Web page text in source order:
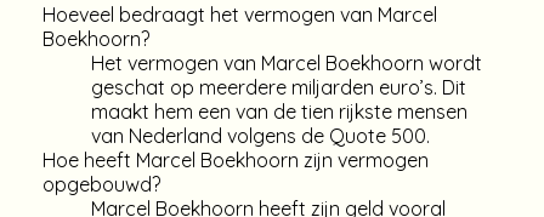
Hoeveel bedraagt het vermogen van Marcel
Boekhoorn?
Het vermogen van Marcel Boekhoorn wordt
geschat op meerdere miljarden euro’s. Dit
maakt hem een van de tien rijkste mensen
van Nederland volgens de Quote 500.
Hoe heeft Marcel Boekhoorn zijn vermogen
opgebouwd?
Marcel Boekhoorn heeft zijn geld vooral